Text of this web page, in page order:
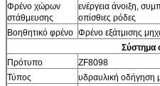
Φρένο χώρων
στάθμευσης
ενέργεια άνοιξη,
οπίσθιες ρόδες
Βοηθητικό φρένο Φρένο εξάτμισης
Σύστημα
Πρότυπο
ZF8098
Τύπος
υδραυλική οδήγηση